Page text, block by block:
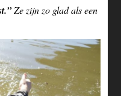
Ze zijn zo glad als een